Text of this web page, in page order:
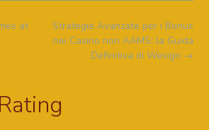
Strategie Avanzate per i Bonus
nei Casino non AAMS: la Guida
Definitiva di Wesign →
at